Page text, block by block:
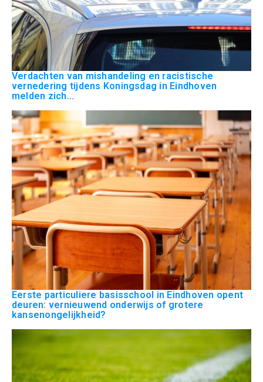
Verdachten van mishandeling en racistische
vernedering tijdens Koningsdag in Eindhoven
melden zich...
Eerste particuliere basisschool in Eindhoven opent
deuren: vernieuwend onderwijs of grotere
kansenongelijkheid?